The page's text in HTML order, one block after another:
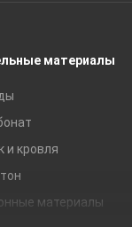
материалы
и кровля
материалы